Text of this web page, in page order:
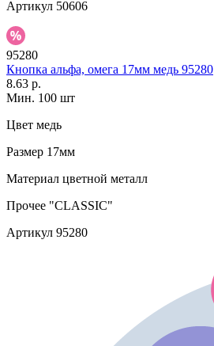
Артикул 50606
95280
Кнопка альфа, омега 17мм медь 95280
8.63 р.
Мин. 100 шт
Цвет медь
Размер 17мм
Материал цветной металл
Прочее "CLASSIC"
Артикул 95280